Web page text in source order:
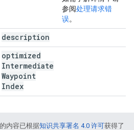
参阅处理请求错
误。
description
optimized
Intermediate
Waypoint
Index
内容已根据知识共享署名 4.0 许可获得了